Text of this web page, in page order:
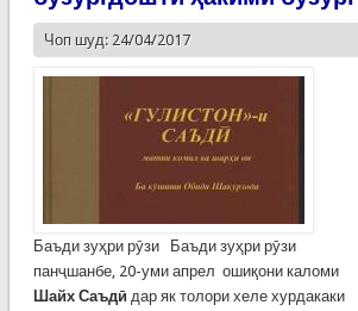
Чоп шуд: 24/04/2017
Баъди зуҳри рӯзи Баъди зуҳри рӯзи
панҷшанбе, 20-уми апрел ошиқони каломи
Шайх Саъдӣ дар як толори хеле хурдакаки